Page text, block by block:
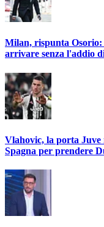
Milan, rispunta
arrivare senza l'addio
Vlahovic, la porta
Spagna per prendere